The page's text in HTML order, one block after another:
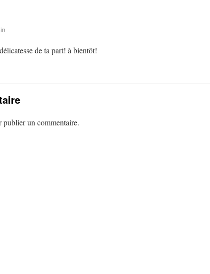
de ta part! à bientôt!
publier un commentaire.